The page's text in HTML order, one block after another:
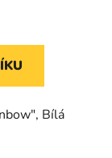
Bílá